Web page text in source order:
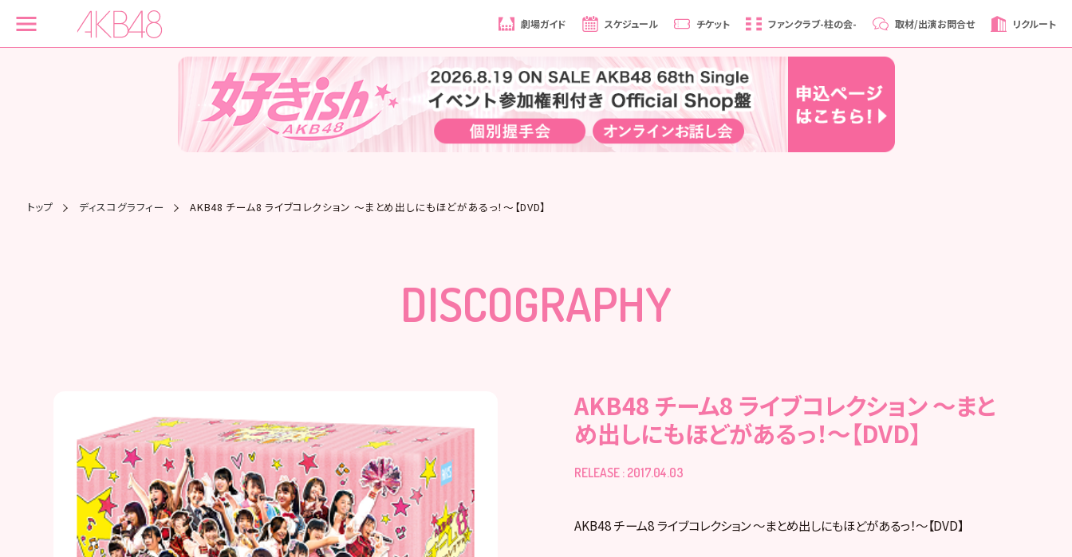
劇場ガイド スケジュール チケット ファンクラブ-柱の会- 取材/出演お問合せ リクルート
トップ ディスコグラフィー AKB48 チーム8 ライブコレクション ～まとめ出しにもほどがあるっ！～【DVD】
DISCOGRAPHY
AKB48 チーム8 ライブコレクション ～まと
め出しにもほどがあるっ！～【DVD】
RELEASE : 2017.04.03
AKB48 チーム8 ライブコレクション ～まとめ出しにもほどがあるっ！～【DVD】